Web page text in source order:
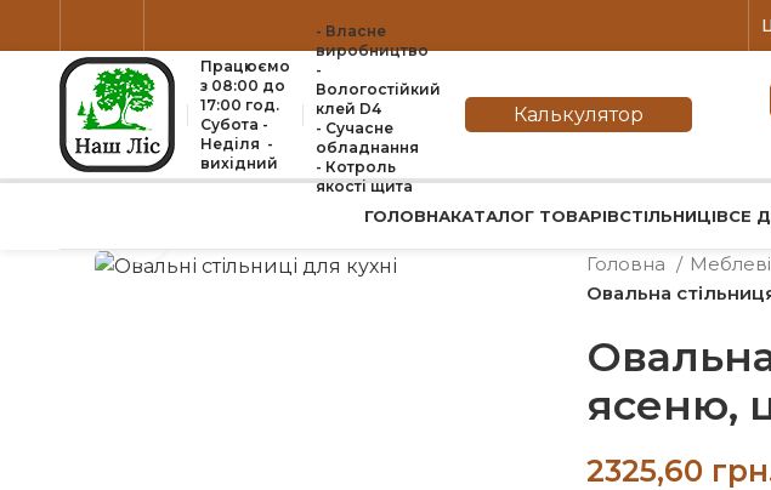
Працюємо
з 08:00 до
17:00 год.
Субота -
Неділя -
вихідний
- Власне
виробництво
-
Вологостійкий
клей D4
- Сучасне
обладнання
- Котроль
якоcті щита
Калькулятор
ГОЛОВНАКАТАЛОГ ТОВАРІВСТІЛЬНИЦІВСЕ
Головна
Овальна
ясеню,